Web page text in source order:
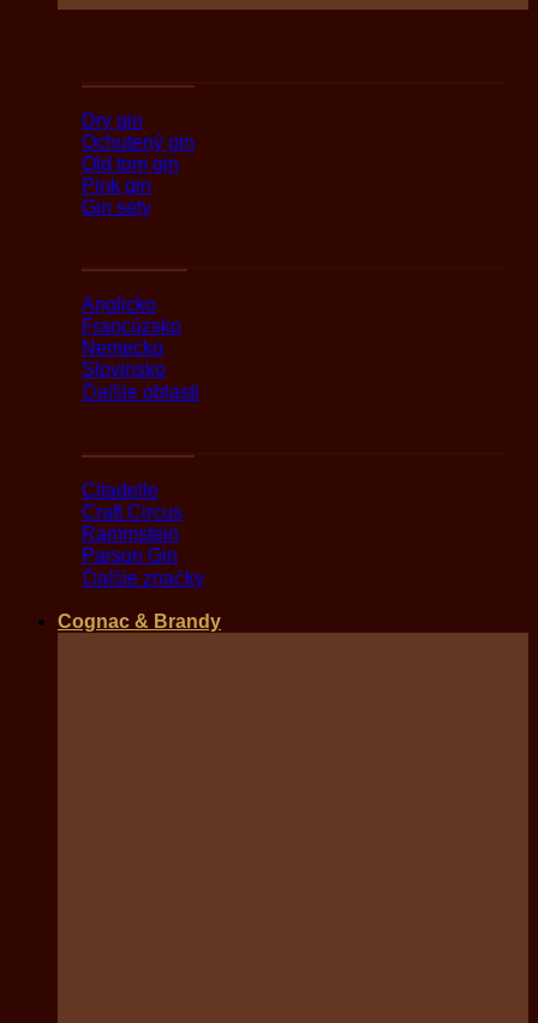
Dry gin
Ochutený gin
Old tom gin
Pink gin
Gin sety
Anglicko
Francúzsko
Nemecko
Slovinsko
Ďaľšie oblasti
Citadelle
Craft Circus
Rammstein
Parson Gin
Ďaľšie značky
Cognac & Brandy